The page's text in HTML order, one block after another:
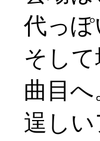
代っぽ
そし
曲目へ
逞し